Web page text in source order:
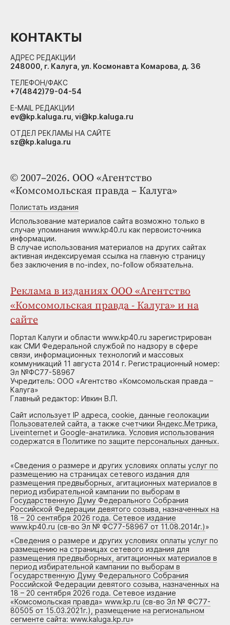
© 2007–2026. ООО «Агентство
«Комсомольская правда – Калуга»
Полистать издания
Использование материалов сайта возможно только в
случае упоминания www.kp40.ru как первоисточника
информации.
В случае использования материалов на других сайтах
активная индексируемая ссылка на главную страницу
без заключения в no-index, no-follow обязательна.
Реклама в изданиях ООО «Агентство
«Комсомольская правда - Калуга» и на
сайте
Портал Калуги и области www.kp40.ru зарегистрирован
как СМИ Федеральной службой по надзору в сфере
связи, информационных технологий и массовых
коммуникаций 11 августа 2014 г. Регистрационный номер:
Эл №ФС77-58967
Учредитель: ООО «Агентство «Комсомольская правда –
Калуга»
Главный редактор: Ивкин В.П.
Сайт использует IP адреса, cookie, данные геолокации
Пользователей сайта, а также счетчики Яндекс.Метрика,
Liveinternet и Google-анатилика. Условия использования
содержатся в Политике по защите персональных данных.
«Сведения о размере и других условиях оплаты услуг по
размещению на страницах сетевого издания для
размещения предвыборных, агитационных материалов в
период избирательной кампании по выборам в
Государственную Думу Федерального Собрания
Российской Федерации девятого созыва, назначенных на
18 – 20 сентября 2026 года. Сетевое издание
www.kp40.ru (св-во Эл № ФС77-58967 от 11.08.2014г.)»
«Сведения о размере и других условиях оплаты услуг по
размещению на страницах сетевого издания для
размещения предвыборных, агитационных материалов в
период избирательной кампании по выборам в
Государственную Думу Федерального Собрания
Российской Федерации девятого созыва, назначенных на
18 – 20 сентября 2026 года. Сетевое издание
«Комсомольская правда» www.kp.ru (св-во Эл № ФС77-
80505 от 15.03.2021г.), размещение на региональном
сегменте сайта: www.kaluga.kp.ru»
КОНТАКТЫ
АДРЕС РЕДАКЦИИ
248000, г. Калуга, ул. Космонавта Комарова, д. 36
ТЕЛЕФОН/ФАКС
+7(4842)79-04-54
E-MAIL РЕДАКЦИИ
ev@kp.kaluga.ru, vi@kp.kaluga.ru
ОТДЕЛ РЕКЛАМЫ НА САЙТЕ
sz@kp.kaluga.ru